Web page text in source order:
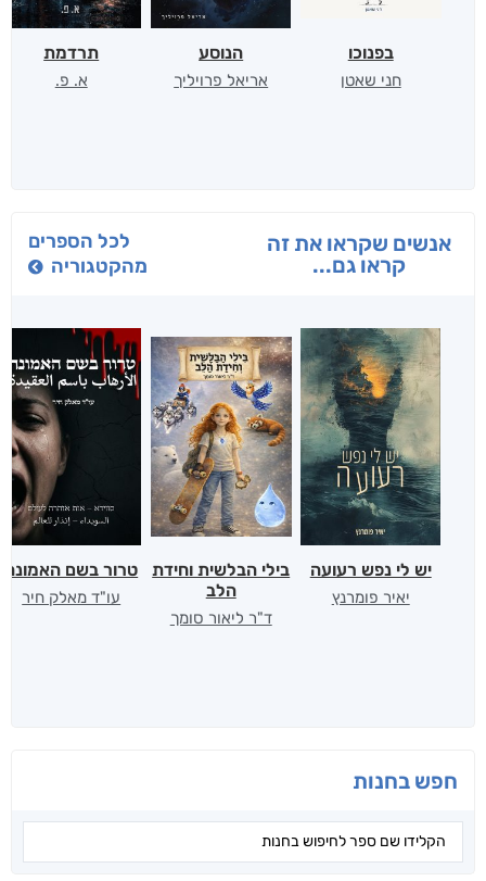
חפש בחנות
בפנוכו
חני שאטן
הנוסע
אריאל פרויליך
תרדמת
א. פ.
אנשים שקראו את זה
קראו גם...
לכל הספרים
מהקטגוריה
יש לי נפש רעועה
יאיר פומרנץ
בילי הבלשית וחידת
הלב
ד"ר ליאור סומך
טרור בשם האמונה
עו"ד מאלק חיר